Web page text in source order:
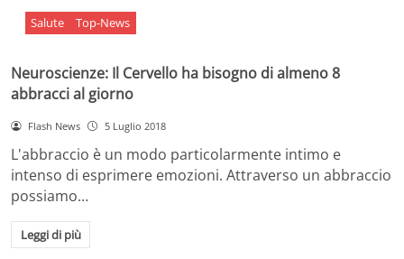
Salute Top-News
Neuroscienze: Il Cervello ha bisogno di almeno 8
abbracci al giorno
Flash News 5 Luglio 2018
L'abbraccio è un modo particolarmente intimo e
intenso di esprimere emozioni. Attraverso un abbraccio
possiamo…
Leggi di più